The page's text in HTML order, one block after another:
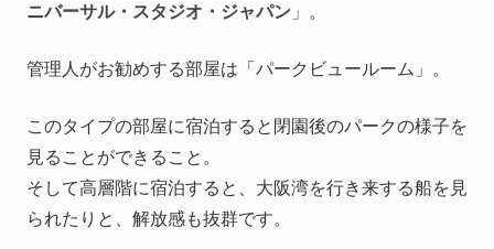
ニバーサル・スタジオ・ジャパン 」。
管理人がお勧めする部屋は「パークビュールーム」。
このタイプの部屋に宿泊すると閉園後のパークの様子を
見ることができること。
そして高層階に宿泊すると、大阪湾を行き来する船を見
られたりと、解放感も抜群です。